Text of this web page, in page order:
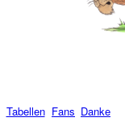
Tabellen Fans Danke